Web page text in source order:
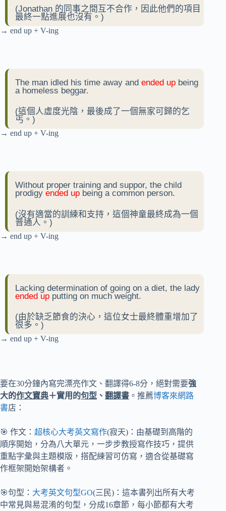
(Jonathan 的同事之間互不合作，因此他們的項目
最終一點進展也沒有。)
→ end up + V-ing
The man idled his time away and ended up being
a homeless beggar.
(這個人虛度光陰，最後成了一個無家可歸的乞
丐。)
→ end up + V-ing
Without proper training and suppor, the child
prodigy ended up being a common person.
(沒有適當的訓練和支持，這個神童最終成為一個
普通人。)
→ end up + V-ing
Lacking determination of going on a diet, the lady
ended up putting on much weight.
(由於缺乏節食的決心，這位女士最終體重增加了
很多。)
→ end up + V-ing
要在30分鐘內寫完漂亮作文、翻譯得6-8分，絕對需要強
大的作文寶典＋實用的句型 、 翻譯書 。推薦博客來網路
書店：
🎯 作文： 超核心大考英文寫作(寂天)：由基礎到高階的
順序開始，分為八大單元，一步步教授寫作技巧，提供
重點字彙與主題模版，搭配練習可仿寫，適合從基礎寫
作框架開始架構者。
🎯句型： 大考英文句型GO(三民)：這本書列出所有大考
中常見與易混淆的句型，分成16章節，每小節都有大考